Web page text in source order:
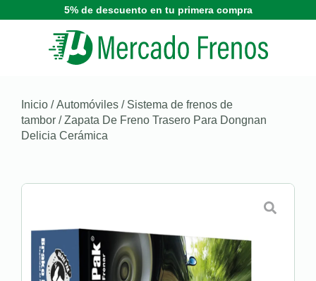
5% de descuento en tu primera compra
Inicio /Automóviles / Sistema de frenos de
tambor / Zapata De Freno Trasero Para Dongnan
Delicia Cerámica